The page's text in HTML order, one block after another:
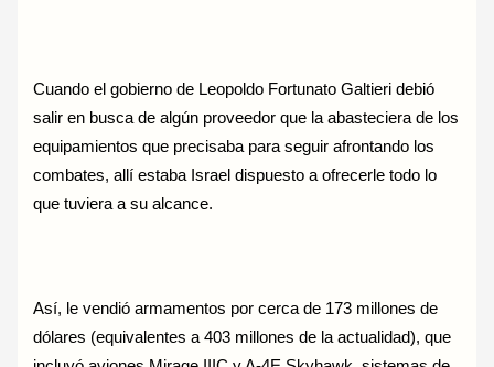
Cuando el gobierno de Leopoldo Fortunato Galtieri debió
salir en busca de algún proveedor que la abasteciera de los
equipamientos que precisaba para seguir afrontando los
combates, allí estaba Israel dispuesto a ofrecerle todo lo
que tuviera a su alcance.
Así, le vendió armamentos por cerca de 173 millones de
dólares (equivalentes a 403 millones de la actualidad), que